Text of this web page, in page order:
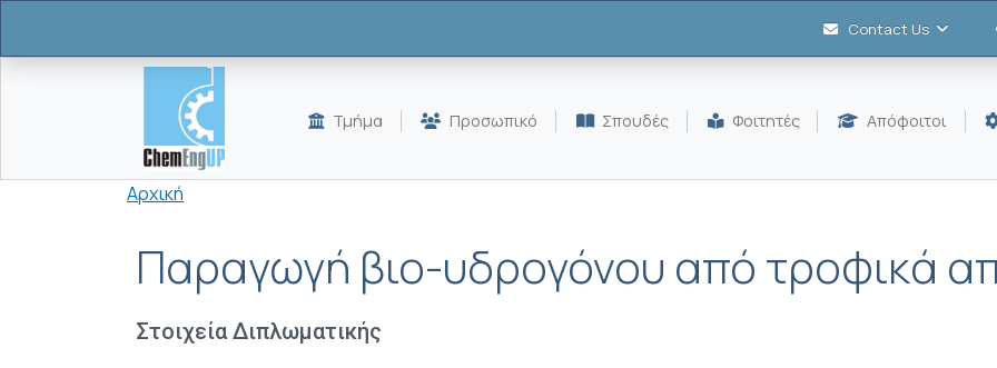
Contact Us
Τμήμα Προσωπικό Σπουδές Φοιτητές Απόφοιτοι
Breadcrumb
Αρχική
Παραγωγή βιο-υδρογόνου από τροφικά
Στοιχεία Διπλωματικής